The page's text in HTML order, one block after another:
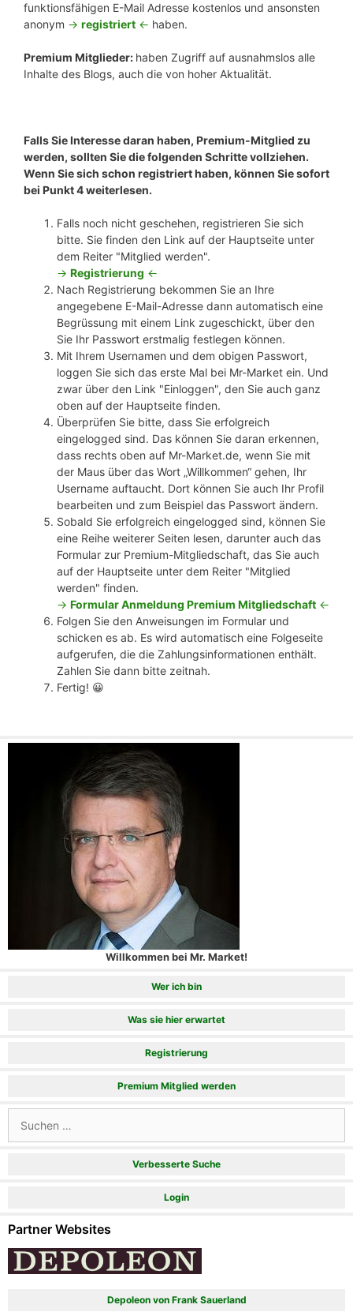
funktionsfähigen E-Mail Adresse kostenlos und ansonsten
anonym -> registriert <- haben.
Premium Mitglieder: haben Zugriff auf ausnahmslos alle
Inhalte des Blogs, auch die von hoher Aktualität.
Falls Sie Interesse daran haben, Premium-Mitglied zu
werden, sollten Sie die folgenden Schritte vollziehen.
Wenn Sie sich schon registriert haben, können Sie sofort
bei Punkt 4 weiterlesen.
Falls noch nicht geschehen, registrieren Sie sich
bitte. Sie finden den Link auf der Hauptseite unter
dem Reiter "Mitglied werden".
-> Registrierung <-
Nach Registrierung bekommen Sie an Ihre
angegebene E-Mail-Adresse dann automatisch eine
Begrüssung mit einem Link zugeschickt, über den
Sie Ihr Passwort erstmalig festlegen können.
Mit Ihrem Usernamen und dem obigen Passwort,
loggen Sie sich das erste Mal bei Mr-Market ein. Und
zwar über den Link "Einloggen", den Sie auch ganz
oben auf der Hauptseite finden.
Überprüfen Sie bitte, dass Sie erfolgreich
eingelogged sind. Das können Sie daran erkennen,
dass rechts oben auf Mr-Market.de, wenn Sie mit
der Maus über das Wort „Willkommen“ gehen, Ihr
Username auftaucht. Dort können Sie auch Ihr Profil
bearbeiten und zum Beispiel das Passwort ändern.
Sobald Sie erfolgreich eingelogged sind, können Sie
eine Reihe weiterer Seiten lesen, darunter auch das
Formular zur Premium-Mitgliedschaft, das Sie auch
auf der Hauptseite unter dem Reiter "Mitglied
werden" finden.
-> Formular Anmeldung Premium Mitgliedschaft <-
Folgen Sie den Anweisungen im Formular und
schicken es ab. Es wird automatisch eine Folgeseite
aufgerufen, die die Zahlungsinformationen enthält.
Zahlen Sie dann bitte zeitnah.
Fertig! 😀
Willkommen bei Mr. Market!
Wer ich bin
Was sie hier erwartet
Registrierung
Premium Mitglied werden
nach:
Verbesserte Suche
Login
Partner Websites
Depoleon von Frank Sauerland